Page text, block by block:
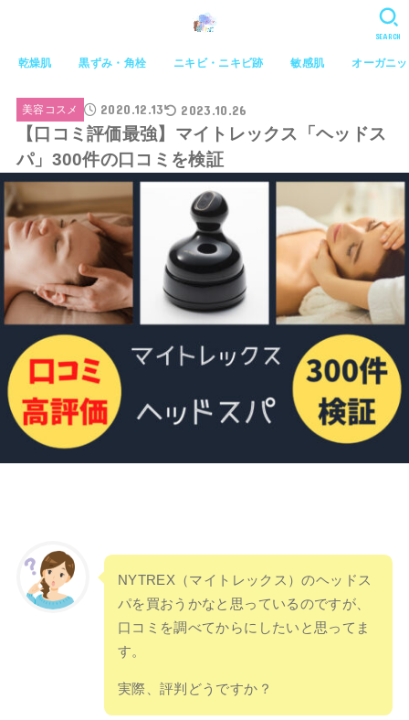
乾燥肌 黒ずみ・角栓 ニキビ・ニキビ跡 敏感肌 オーガニ
SEARCH
美容コスメ 2020.12.13 2023.10.26
【口コミ評価最強】マイトレックス「ヘッドス
パ」300件の口コミを検証
NYTREX（マイトレックス）のヘッドス
パを買おうかなと思っているのですが、
口コミを調べてからにしたいと思ってま
す。
実際、評判どうですか？